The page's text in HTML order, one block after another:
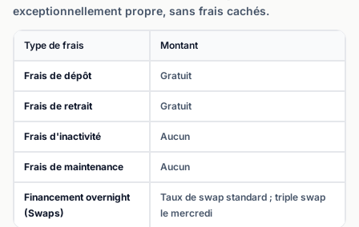
exceptionnellement propre, sans frais cachés.
Type de frais Montant
Frais de dépôt Gratuit
Frais de retrait Gratuit
Frais d'inactivité Aucun
Frais de maintenance Aucun
Financement overnight
(Swaps)
Taux de swap standard ; triple swap
le mercredi